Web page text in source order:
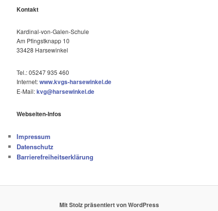
Kontakt
Kardinal-von-Galen-Schule
Am Pfingstknapp 10
33428 Harsewinkel
Tel.: 05247 935 460
Internet:www.kvgs-harsewinkel.de
E-Mail:kvg@harsewinkel.de
Webseiten-Infos
Impressum
Datenschutz
Barrierefreiheitserklärung
Mit Stolz präsentiert von WordPress